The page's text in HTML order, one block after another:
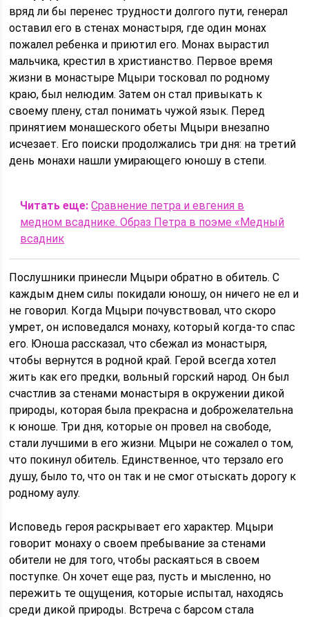
вряд ли бы перенес трудности долгого пути, генерал
оставил его в стенах монастыря, где один монах
пожалел ребенка и приютил его. Монах вырастил
мальчика, крестил в христианство. Первое время
жизни в монастыре Мцыри тосковал по родному
краю, был нелюдим. Затем он стал привыкать к
своему плену, стал понимать чужой язык. Перед
принятием монашеского обеты Мцыри внезапно
исчезает. Его поиски продолжались три дня: на третий
день монахи нашли умирающего юношу в степи.
Читать еще: Сравнение петра и евгения в
медном всаднике. Образ Петра в поэме «Медный
всадник
Послушники принесли Мцыри обратно в обитель. С
каждым днем силы покидали юношу, он ничего не ел и
не говорил. Когда Мцыри почувствовал, что скоро
умрет, он исповедался монаху, который когда-то спас
его. Юноша рассказал, что сбежал из монастыря,
чтобы вернутся в родной край. Герой всегда хотел
жить как его предки, вольный горский народ. Он был
счастлив за стенами монастыря в окружении дикой
природы, которая была прекрасна и доброжелательна
к юноше. Три дня, которые он провел на свободе,
стали лучшими в его жизни. Мцыри не сожалел о том,
что покинул обитель. Единственное, что терзало его
душу, было то, что он так и не смог отыскать дорогу к
родному аулу.
Исповедь героя раскрывает его характер. Мцыри
говорит монаху о своем пребывание за стенами
обители не для того, чтобы раскаяться в своем
поступке. Он хочет еще раз, пусть и мысленно, но
пережить те ощущения, которые испытал, находясь
среди дикой природы. Встреча с барсом стала